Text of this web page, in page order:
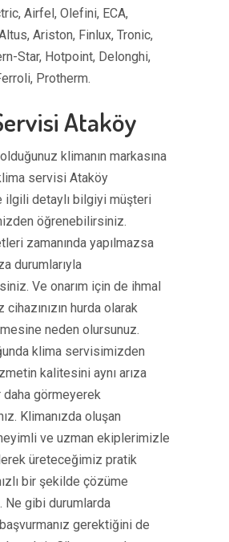
Airfel, Olefini, ECA,
Ariston, Finlux, Tronic,
Star, Hotpoint, Delonghi,
Protherm.
Ataköy
klimanın markasına
servisi Ataköy
detaylı bilgiyi müşteri
öğrenebilirsiniz.
zamanında yapılmazsa
durumlarıyla
Ve onarım için de ihmal
hurda olarak
neden olursunuz.
klima servisimizden
kalitesini aynı arıza
daha görmeyerek
Klimanızda oluşan
ve uzman ekiplerimizle
üreteceğimiz pratik
bir şekilde çözüme
Ne gibi durumlarda
gerektiğini de